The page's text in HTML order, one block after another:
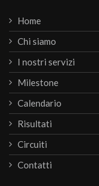
Home
Chi siamo
I nostri servizi
Milestone
Calendario
Risultati
Circuiti
Contatti